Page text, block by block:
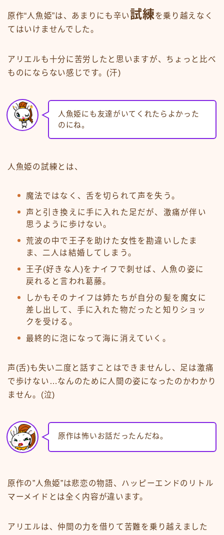
原作“人魚姫”は、あまりにも辛い試練を乗り越えなく
てはいけませんでした。
アリエルも十分に苦労したと思いますが、ちょっと比べ
ものにならない感じです。(汗)
人魚姫にも友達がいてくれたらよかった
のにね。
人魚姫の試練とは、
魔法ではなく、舌を切られて声を失う。
声と引き換えに手に入れた足だが、激痛が伴い
思うように歩けない。
荒波の中で王子を助けた女性を勘違いしたま
ま、二人は結婚してしまう。
王子(好きな人)をナイフで刺せば、人魚の姿に
戻れると言われ葛藤。
しかもそのナイフは姉たちが自分の髪を魔女に
差し出して、手に入れた物だったと知りショッ
クを受ける。
最終的に泡になって海に消えていく。
声(舌)も失い二度と話すことはできませんし、足は激痛
で歩けない…なんのために人間の姿になったのかわかり
ません。(泣)
原作は怖いお話だったんだね。
原作の”人魚姫”は悲恋の物語、ハッピーエンドのリトル
マーメイドとは全く内容が違います。
アリエルは、仲間の力を借りて苦難を乗り越えました